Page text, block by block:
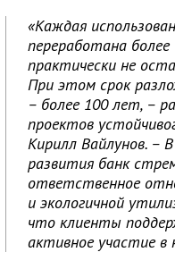
«Каждая
переработана
практически не
При этом срок
– более 100 лет, –
проектов
Кирилл Вайлунов. –
развития банк
ответственное
и экологичной
что клиенты
активное участие в